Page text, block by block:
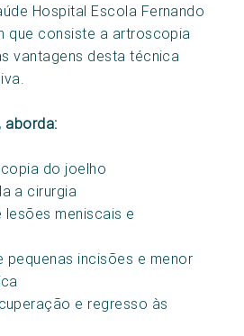
Hospital Escola Fernando
que consiste a artroscopia
vantagens desta técnica
aborda:
do joelho
a cirurgia
lesões meniscais e
pequenas incisões e menor
e regresso às